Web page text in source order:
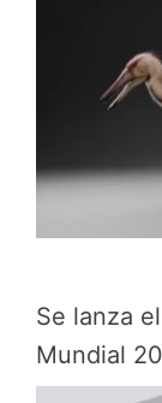
Se lanza
Mundial